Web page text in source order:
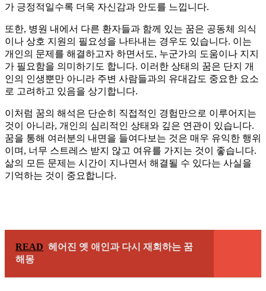
가 긍정적일수록 더욱 자신감과 안도를 느낍니다.
또한, 병원 내에서 다른 환자들과 함께 있는 꿈은 공동체 의식
이나 상호 지원의 필요성을 나타내는 경우도 있습니다. 이는
개인의 문제를 해결하고자 하면서도, 누군가의 도움이나 지지
가 필요함을 의미하기도 합니다. 이러한 상태의 꿈은 단지 개
인의 인생뿐만 아니라 주변 사람들과의 유대감도 중요한 요소
로 고려하고 있음을 상기합니다.
이처럼 꿈의 해석은 단순히 직접적인 경험만으로 이루어지는
것이 아니라, 개인의 심리적인 상태와 깊은 연관이 있습니다.
꿈을 통해 여러분의 내면을 들여다보는 것은 매우 유익한 행위
이며, 너무 스트레스 받지 않고 여유를 가지는 것이 좋습니다.
삶의 모든 문제는 시간이 지나면서 해결될 수 있다는 사실을
기억하는 것이 중요합니다.
READ 헤어진 옛 애인과 다시 재회하는 꿈
해몽